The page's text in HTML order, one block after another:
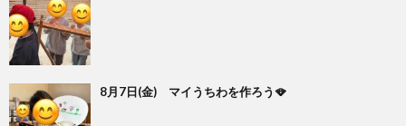
8月7日(金) マイうちわを作ろう🪭